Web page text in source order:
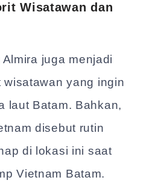
Wisatawan dan
juga menjadi
yang ingin
laut Batam. Bahkan,
disebut rutin
di lokasi ini saat
Vietnam Batam.